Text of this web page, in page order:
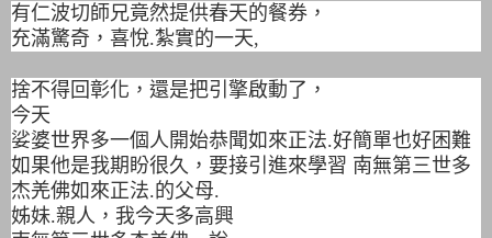
有仁波切師兄竟然提供春天的餐券，
充滿驚奇，喜悅.紮實的一天,
捨不得回彰化，還是把引擎啟動了，
今天
娑婆世界多一個人開始恭聞如來正法.好簡單也好困難
如果他是我期盼很久，要接引進來學習 南無第三世多
杰羌佛如來正法.的父母.
姊妹.親人，我今天多高興